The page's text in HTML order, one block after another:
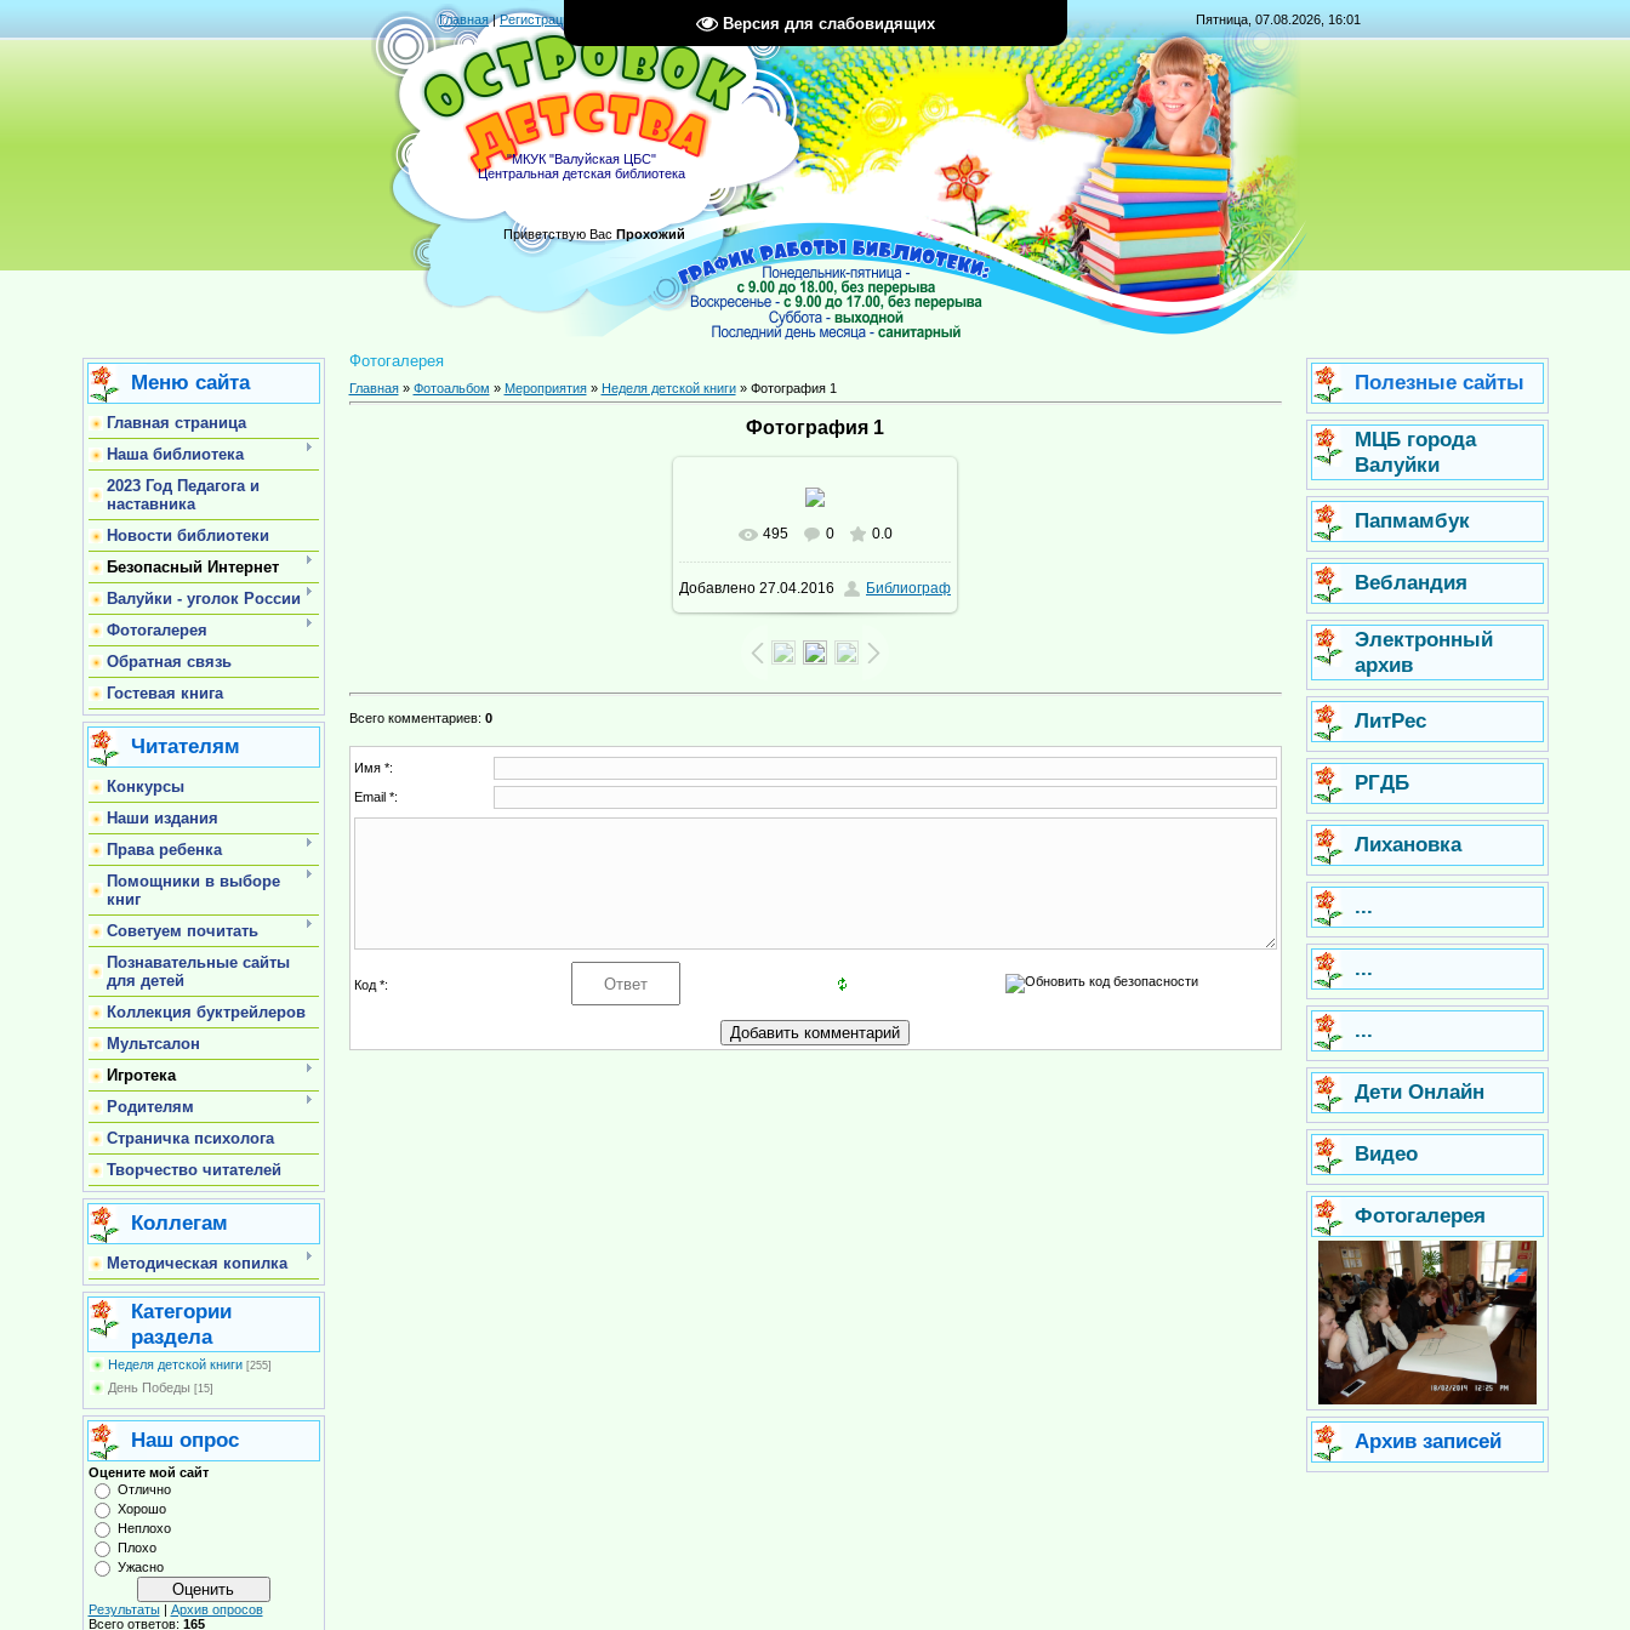
Версия для слабовидящих
Главная|Регистрация Пятница, 07.08.2026, 16:01
"МКУК "Валуйская ЦБС"
Центральная детская библиотека
Приветствую Вас Прохожий
Меню сайта
Главная страница
Наша библиотека
2023 Год Педагога и
наставника
Новости библиотеки
Безопасный Интернет
Валуйки - уголок России
Фотогалерея
Обратная связь
Гостевая книга
Читателям
Конкурсы
Наши издания
Права ребенка
Помощники в выборе
книг
Советуем почитать
Познавательные сайты
для детей
Коллекция буктрейлеров
Мультсалон
Игротека
Родителям
Страничка психолога
Творчество читателей
Коллегам
Методическая копилка
Категории
раздела
Неделя детской книги [255]
День Победы [15]
Наш опрос
Оцените мой сайт
Отлично
Хорошо
Неплохо
Плохо
Ужасно
Результаты| Архив опросов
Всего ответов: 165
Фотогалерея
Главная» Фотоальбом » Мероприятия» Неделя детской книги» Фотография 1
Фотография 1
В реальном размере 682x1024
644.3Kb
495 0 0.0
Добавлено 27.04.2016 Библиограф
Всего комментариев: 0
Имя *:
Email *:
Код *:
Полезные сайты
МЦБ города
Валуйки
Папмамбук
Вебландия
Электронный
архив
ЛитРес
РГДБ
Лихановка
...
...
...
Дети Онлайн
Видео
Фотогалерея
Архив записей